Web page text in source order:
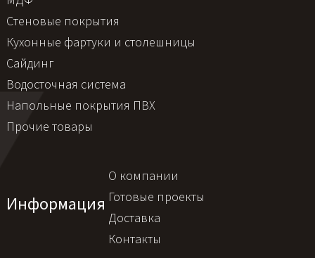
Стеновые покрытия
Кухонные фартуки и столешницы
Сайдинг
Водосточная система
Напольные покрытия ПВХ
Прочие товары
Информация
О компании
Готовые проекты
Доставка
Контакты